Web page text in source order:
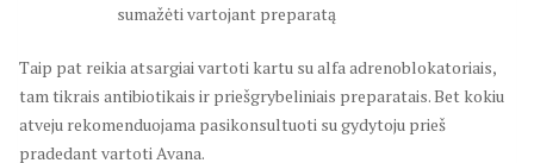
sumažėti vartojant preparatą
Taip pat reikia atsargiai vartoti kartu su alfa adrenoblokatoriais,
tam tikrais antibiotikais ir priešgrybeliniais preparatais. Bet kokiu
atveju rekomenduojama pasikonsultuoti su gydytoju prieš
pradedant vartoti Avana.